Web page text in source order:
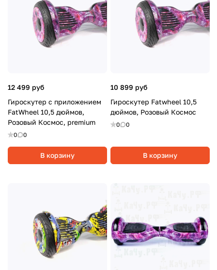
12 499 руб
Гироскутер c приложением
FatWheel 10,5 дюймов,
Розовый Космос, premium
0 0
В корзину
10 899 руб
Гироскутер Fatwheel 10,5
дюймов, Розовый Космос
0 0
В корзину